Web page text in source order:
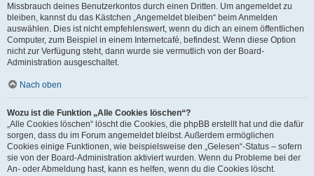
Missbrauch deines Benutzerkontos durch einen Dritten. Um angemeldet zu
bleiben, kannst du das Kästchen „Angemeldet bleiben“ beim Anmelden
auswählen. Dies ist nicht empfehlenswert, wenn du dich an einem öffentlichen
Computer, zum Beispiel in einem Internetcafé, befindest. Wenn diese Option
nicht zur Verfügung steht, dann wurde sie vermutlich von der Board-
Administration ausgeschaltet.
Nach oben
Wozu ist die Funktion „Alle Cookies löschen“?
„Alle Cookies löschen“ löscht die Cookies, die phpBB erstellt hat und die dafür
sorgen, dass du im Forum angemeldet bleibst. Außerdem ermöglichen
Cookies einige Funktionen, wie beispielsweise den „Gelesen“-Status – sofern
sie von der Board-Administration aktiviert wurden. Wenn du Probleme bei der
An- oder Abmeldung hast, kann es helfen, wenn du die Cookies löscht.